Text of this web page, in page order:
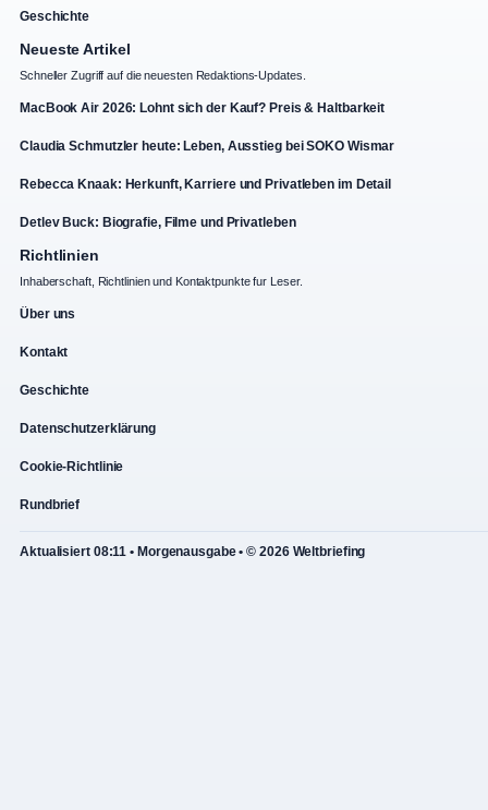
Geschichte
Neueste Artikel
Schneller Zugriff auf die neuesten Redaktions-Updates.
MacBook Air 2026: Lohnt sich der Kauf? Preis & Haltbarkeit
Claudia Schmutzler heute: Leben, Ausstieg bei SOKO Wismar
Rebecca Knaak: Herkunft, Karriere und Privatleben im Detail
Detlev Buck: Biografie, Filme und Privatleben
Richtlinien
Inhaberschaft, Richtlinien und Kontaktpunkte fur Leser.
Über uns
Kontakt
Geschichte
Datenschutzerklärung
Cookie-Richtlinie
Rundbrief
Aktualisiert 08:11 • Morgenausgabe • © 2026 Weltbriefing